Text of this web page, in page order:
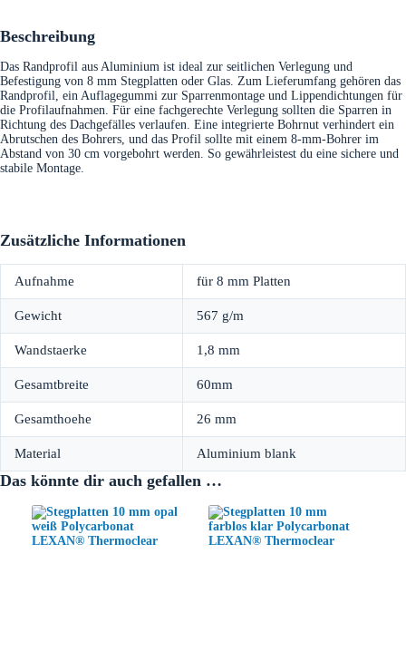
Beschreibung
Das Randprofil aus Aluminium ist ideal zur seitlichen Verlegung und
Befestigung von 8 mm Stegplatten oder Glas. Zum Lieferumfang gehören das
Randprofil, ein Auflagegummi zur Sparrenmontage und Lippendichtungen für
die Profilaufnahmen. Für eine fachgerechte Verlegung sollten die Sparren in
Richtung des Dachgefälles verlaufen. Eine integrierte Bohrnut verhindert ein
Abrutschen des Bohrers, und das Profil sollte mit einem 8-mm-Bohrer im
Abstand von 30 cm vorgebohrt werden. So gewährleistest du eine sichere und
stabile Montage.
Zusätzliche Informationen
Aufnahme für 8 mm Platten
Gewicht 567 g/m
Wandstaerke 1,8 mm
Gesamtbreite 60mm
Gesamthoehe 26 mm
Material Aluminium blank
Das könnte dir auch gefallen …